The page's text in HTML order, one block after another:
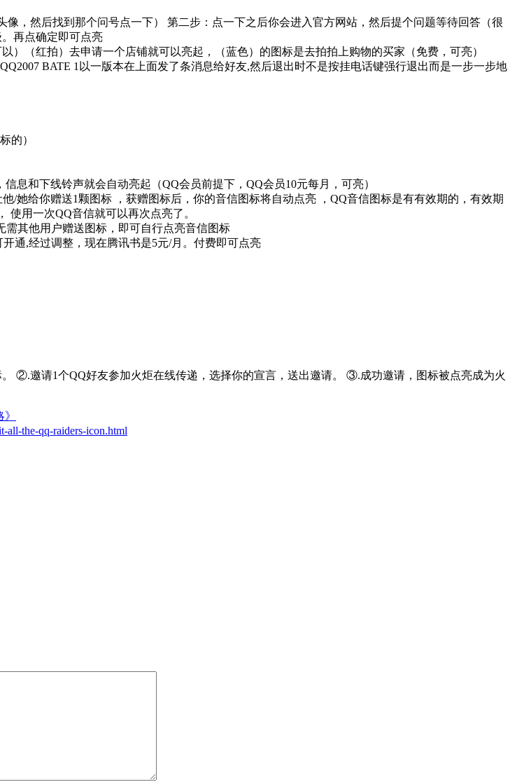
，然后找到那个问号点一下） 第二步：点一下之后你会进入官方网站，然后提个问题等待回答（很
再点确定即可点亮
（红拍）去申请一个店铺就可以亮起，（蓝色）的图标是去拍拍上购物的买家（免费，可亮）
BATE 1以一版本在上面发了条消息给好友,然后退出时不是按挂电话键强行退出而是一步一步地
的）
息和下线铃声就会自动亮起（QQ会员前提下，QQ会员10元每月，可亮）
/她给你赠送1颗图标 ，获赠图标后，你的音信图标将自动点亮 ，QQ音信图标是有有效期的，有效期
使用一次QQ音信就可以再次点亮了。
需其他用户赠送图标，即可自行点亮音信图标
通,经过调整，现在腾讯书是5元/月。付费即可点亮
②.邀请1个QQ好友参加火炬在线传递，选择你的宣言，送出邀请。 ③.成功邀请，图标被点亮成为火
all-the-qq-raiders-icon.html